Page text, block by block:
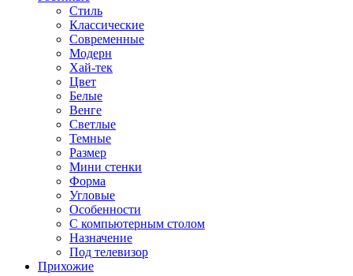
Стиль
Классические
Современные
Модерн
Хай-тек
Цвет
Белые
Венге
Светлые
Темные
Размер
Мини стенки
Форма
Угловые
Особенности
С компьютерным столом
Назначение
Под телевизор
Прихожие